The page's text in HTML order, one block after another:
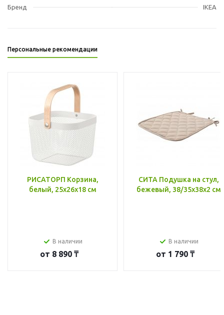
Бренд IKEA
Персональные рекомендации
РИСАТОРП Корзина,
белый, 25x26x18 см
В наличии
от 8 890 ₸
СИТА Подушка на стул,
бежевый, 38/35x38x2 см
В наличии
от 1 790 ₸